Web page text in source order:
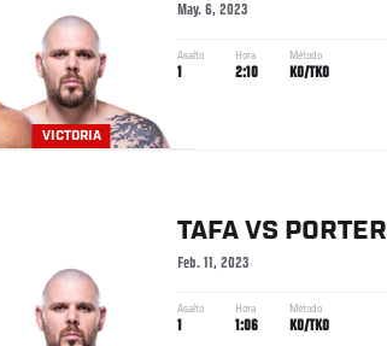
VICTORIA
May. 6, 2023
Asalto
1
Hora
2:10
Método
KO/TKO
TAFA VS PORTER
Feb. 11, 2023
Asalto
1
Hora
1:06
Método
KO/TKO